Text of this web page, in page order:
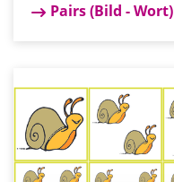
Pairs (Bild - Wort)